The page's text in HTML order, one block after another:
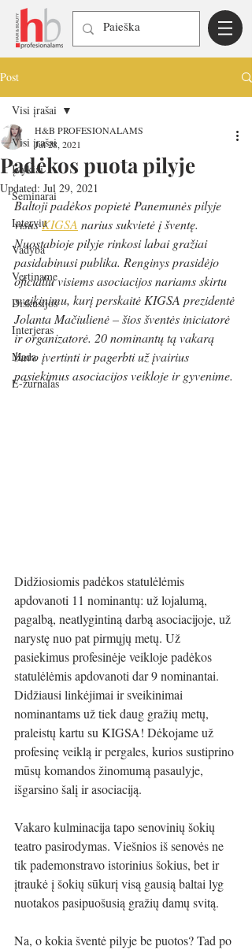
Post
Visi įrašai
Įvykiai
Seminarai
Interviu
Vadyba
Vertiname
Diskusijos
Interjeras
Mada
E-žurnalas
Visi įrašai
Padėkos puota pilyje
H&B PROFESIONALAMS
Jul 28, 2021
Updated: Jul 29, 2021
Baltoji padėkos popietė Panemunės pilyje
visus KIGSA narius sukvietė į šventę.
Nuostabioje pilyje rinkosi labai gražiai
pasidabinusi publika. Renginys prasidėjo
oficialiu visiems asociacijos nariams skirtu
sveikinimu, kurį perskaitė KIGSA prezidentė
Jolanta Mačiulienė – šios šventės iniciatorė
ir organizatorė. 20 nominantų tą vakarą
buvo įvertinti ir pagerbti už įvairius
pasiekimus asociacijos veikloje ir gyvenime.
Didžiosiomis padėkos statulėlėmis
apdovanoti 11 nominantų: už lojalumą,
pagalbą, neatlygintiną darbą asociacijoje, už
narystę nuo pat pirmųjų metų. Už
pasiekimus profesinėje veikloje padėkos
statulėlėmis apdovanoti dar 9 nominantai.
Didžiausi linkėjimai ir sveikinimai
nominantams už tiek daug gražių metų,
praleistų kartu su KIGSA! Dėkojame už
profesinę veiklą ir pergales, kurios sustiprino
mūsų komandos žinomumą pasaulyje,
išgarsino šalį ir asociaciją.
Vakaro kulminacija tapo senovinių šokių
teatro pasirodymas. Viešnios iš senovės ne
tik pademonstravo istorinius šokius, bet ir
įtraukė į šokių sūkurį visą gausią baltai lyg
nuotakos pasipuošusią gražių damų svitą.
Na, o kokia šventė pilyje be puotos? Tad po